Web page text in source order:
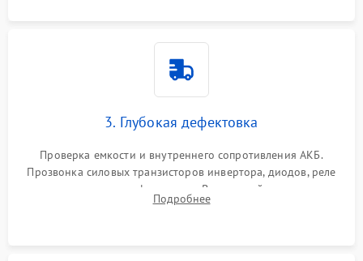
3. Глубокая дефектовка
Проверка емкости и внутреннего сопротивления АКБ.
Прозвонка силовых транзисторов инвертора, диодов, реле
переключения и трансформатора. Визуальный поиск вздутых
конденсаторов и прогаров на печатной плате.
Подробнее